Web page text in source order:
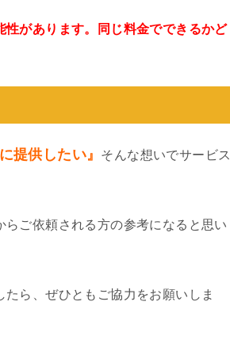
があります。同じ料金でできるかど
提供したい』
そんな想いでサービ
ご依頼される方の参考になると思い
ら、ぜひともご協力をお願いしま